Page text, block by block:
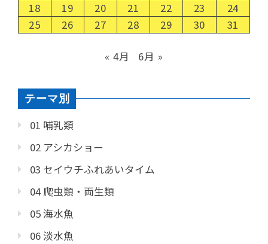
18
19 20 21 22 23
24
25
26 27 28 29 30 31
« 4月 6月 »
テーマ別
01 哺乳類
02 アシカショー
03 セイウチふれあいタイム
04 爬虫類・両生類
05 海水魚
06 淡水魚